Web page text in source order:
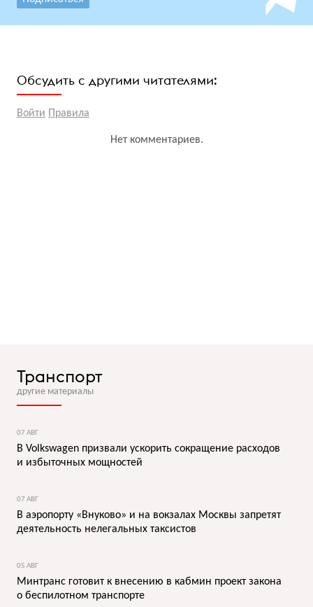
Обсудить с другими читателями:
Войти Правила
Нет комментариев.
Транспорт
другие материалы
07 АВГ
В Volkswagen призвали ускорить сокращение расходов
и избыточных мощностей
07 АВГ
В аэропорту «Внуково» и на вокзалах Москвы запретят
деятельность нелегальных таксистов
05 АВГ
Минтранс готовит к внесению в кабмин проект закона
о беспилотном транспорте